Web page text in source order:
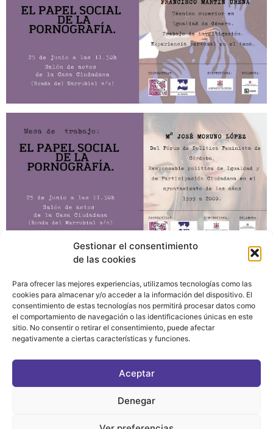
Gestionar el consentimiento
de las cookies
Para ofrecer las mejores experiencias, utilizamos tecnologías como las
cookies para almacenar y/o acceder a la información del dispositivo. El
consentimiento de estas tecnologías nos permitirá procesar datos como
el comportamiento de navegación o las identificaciones únicas en este
sitio. No consentir o retirar el consentimiento, puede afectar
negativamente a ciertas características y funciones.
Aceptar
Denegar
ASOCIATE AL FÓRUM
C/ BRAVO MURILLO, 4 DESPACHO 5. 28015 MADRID